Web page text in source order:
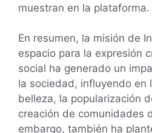
muestran en la plataforma.
En resumen, la misión de
espacio para la expresión
social ha generado un
la sociedad, influyendo en
belleza, la popularización
creación de comunidades
embargo, también ha